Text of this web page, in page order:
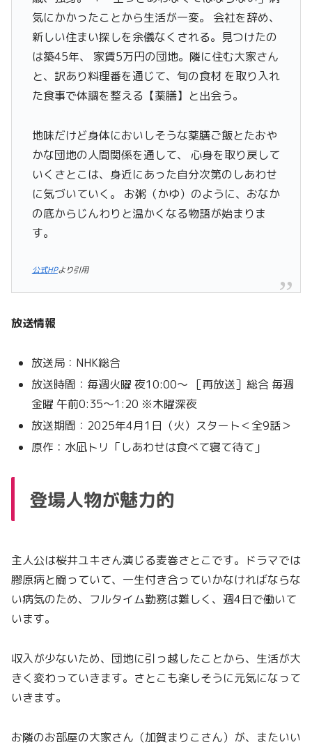
気にかかったことから生活が一変。 会社を辞め、
新しい住まい探しを余儀なくされる。見つけたの
は築45年、 家賃5万円の団地。隣に住む大家さん
と、訳あり料理番を通じて、旬の食材 を取り入れ
た食事で体調を整える【薬膳】と出会う。
地味だけど身体においしそうな薬膳ご飯とたおや
かな団地の人間関係を通して、 心身を取り戻して
いくさとこは、身近にあった自分次第のしあわせ
に気づいていく。 お粥（かゆ）のように、おなか
の底からじんわりと温かくなる物語が始まりま
す。
公式HPより引用
放送情報
放送局：NHK総合
放送時間：毎週火曜 夜10:00～ ［再放送］総合 毎週
金曜 午前0:35～1:20 ※木曜深夜
放送期間：2025年4月1日（火）スタート＜全9話＞
原作：水凪トリ「しあわせは食べて寝て待て」
登場人物が魅力的
主人公は桜井ユキさん演じる麦巻さとこです。ドラマでは
膠原病と闘っていて、一生付き合っていかなければならな
い病気のため、フルタイム勤務は難しく、週4日で働いて
います。
収入が少ないため、団地に引っ越したことから、生活が大
きく変わっていきます。さとこも楽しそうに元気になって
いきます。
お隣のお部屋の大家さん（加賀まりこさん）が、またいい